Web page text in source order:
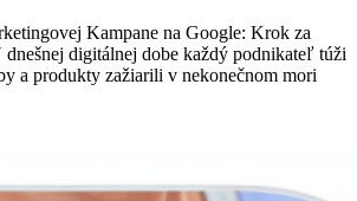
Kampane na Google: Krok za
digitálnej dobe každý podnikateľ túži
a produkty zažiarili v nekonečnom mori